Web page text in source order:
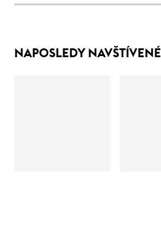
NAPOSLEDY NAVŠTÍVENÉ